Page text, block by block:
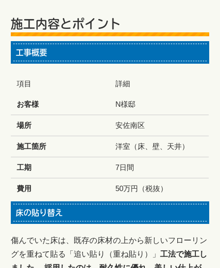
施工内容とポイント
工事概要
項目 詳細
お客様 N様邸
場所 安佐南区
施工箇所 洋室（床、壁、天井）
工期 7日間
費用 50万円（税抜）
床の貼り替え
傷んでいた床は、既存の床材の上から新しいフローリン
グを重ねて貼る「追い貼り（重ね貼り）」工法で施工し